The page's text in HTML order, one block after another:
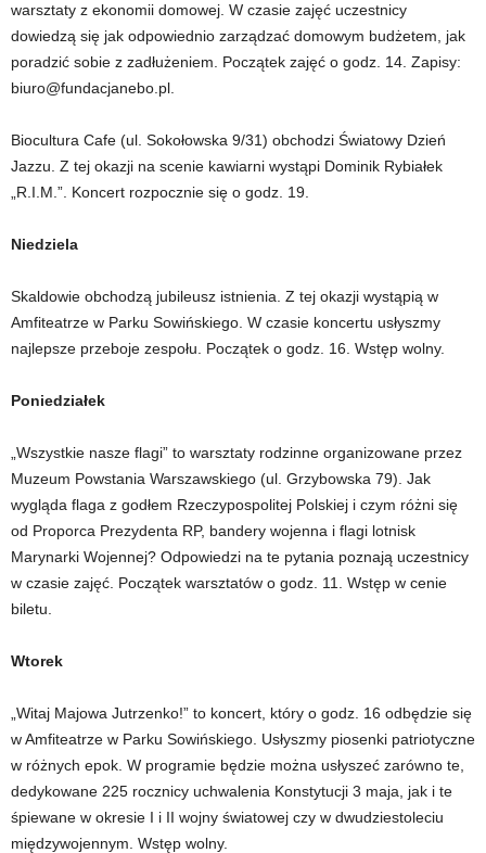
warsztaty z ekonomii domowej. W czasie zajęć uczestnicy
dowiedzą się jak odpowiednio zarządzać domowym budżetem, jak
poradzić sobie z zadłużeniem. Początek zajęć o godz. 14. Zapisy:
biuro@fundacjanebo.pl.
Biocultura Cafe (ul. Sokołowska 9/31) obchodzi Światowy Dzień
Jazzu. Z tej okazji na scenie kawiarni wystąpi Dominik Rybiałek
„R.I.M.”. Koncert rozpocznie się o godz. 19.
Niedziela
Skaldowie obchodzą jubileusz istnienia. Z tej okazji wystąpią w
Amfiteatrze w Parku Sowińskiego. W czasie koncertu usłyszmy
najlepsze przeboje zespołu. Początek o godz. 16. Wstęp wolny.
Poniedziałek
„Wszystkie nasze flagi” to warsztaty rodzinne organizowane przez
Muzeum Powstania Warszawskiego (ul. Grzybowska 79). Jak
wygląda flaga z godłem Rzeczypospolitej Polskiej i czym różni się
od Proporca Prezydenta RP, bandery wojenna i flagi lotnisk
Marynarki Wojennej? Odpowiedzi na te pytania poznają uczestnicy
w czasie zajęć. Początek warsztatów o godz. 11. Wstęp w cenie
biletu.
Wtorek
„Witaj Majowa Jutrzenko!” to koncert, który o godz. 16 odbędzie się
w Amfiteatrze w Parku Sowińskiego. Usłyszmy piosenki patriotyczne
w różnych epok. W programie będzie można usłyszeć zarówno te,
dedykowane 225 rocznicy uchwalenia Konstytucji 3 maja, jak i te
śpiewane w okresie I i II wojny światowej czy w dwudziestoleciu
międzywojennym. Wstęp wolny.